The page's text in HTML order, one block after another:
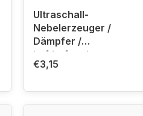
Ultraschall-
Nebelerzeuger /
Dämpfer /
Luftbefeuchter
€3,15